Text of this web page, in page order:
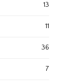
13
11
36
7